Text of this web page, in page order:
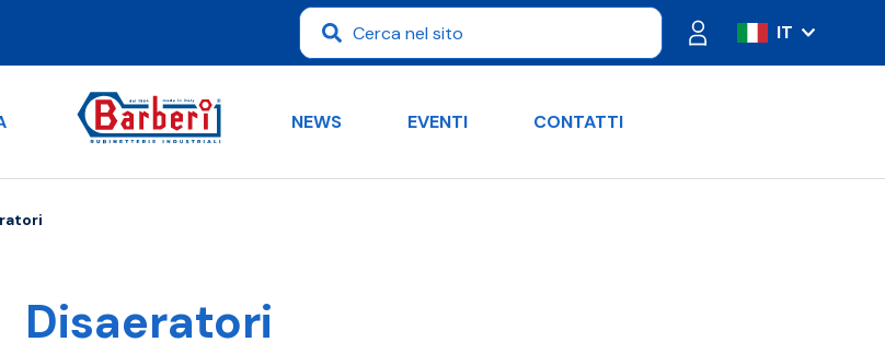
IT
ES
DE
NEWS EVENTI CONTATTI
Disaeratori